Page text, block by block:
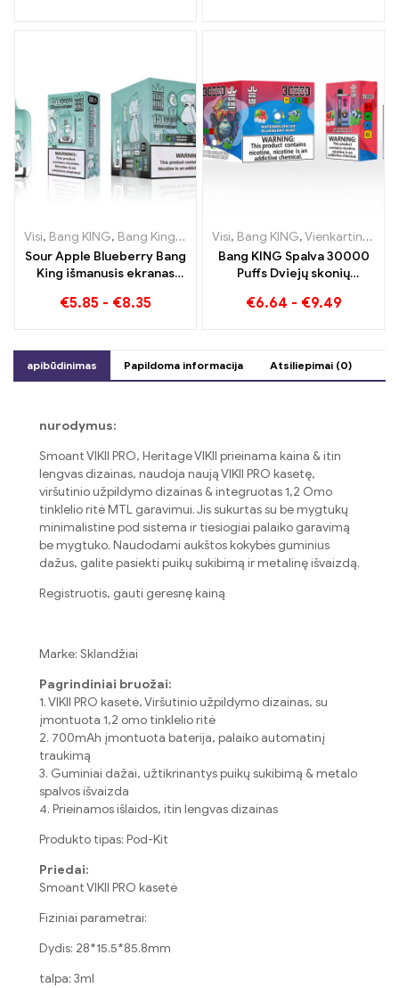
Visi, Bang KING, Bang King išmanusis ekranas 15000 Puff ,
Sour Apple Blueberry Bang
King išmanusis ekranas
garinimo patirtis, kupina
€5.85 - €8.35
Visi, Bang KING,Vienkartinės elektroninės cigaretės Lietuva
Bang KING Spalva 30000
Puffs Dviejų skonių
Puikus mėlynių aviečių ir
€6.64 - €9.49
apibūdinimas Papildoma informacija Atsiliepimai (0)
nurodymus:
Smoant VIKII PRO, Heritage VIKII prieinama kaina & itin
lengvas dizainas, naudoja naują VIKII PRO kasetę,
viršutinio užpildymo dizainas & integruotas 1,2 Omo
tinklelio ritė MTL garavimui. Jis sukurtas su be mygtukų
minimalistine pod sistema ir tiesiogiai palaiko garavimą
be mygtuko. Naudodami aukštos kokybės guminius
dažus, galite pasiekti puikų sukibimą ir metalinę išvaizdą.
Registruotis, gauti geresnę kainą
Marke: Sklandžiai
Pagrindiniai bruožai:
1. VIKII PRO kasetė, Viršutinio užpildymo dizainas, su
įmontuota 1,2 omo tinklelio ritė
2. 700mAh įmontuota baterija, palaiko automatinį
traukimą
3. Guminiai dažai, užtikrinantys puikų sukibimą & metalo
spalvos išvaizda
4. Prieinamos išlaidos, itin lengvas dizainas
Produkto tipas: Pod-Kit
Priedai:
Smoant VIKII PRO kasetė
Fiziniai parametrai:
Dydis: 28*15.5*85.8mm
talpa: 3ml